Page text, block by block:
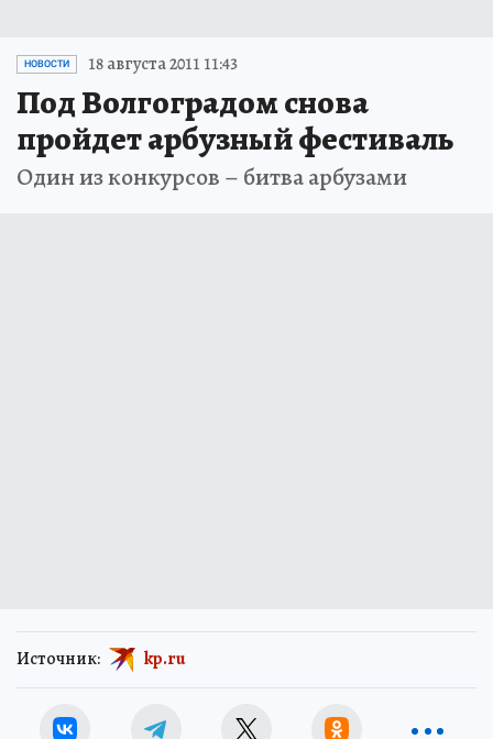
НОВОСТИ 18 августа 2011 11:43
Под Волгоградом снова
пройдет арбузный фестиваль
Один из конкурсов – битва арбузами
Источник: kp.ru